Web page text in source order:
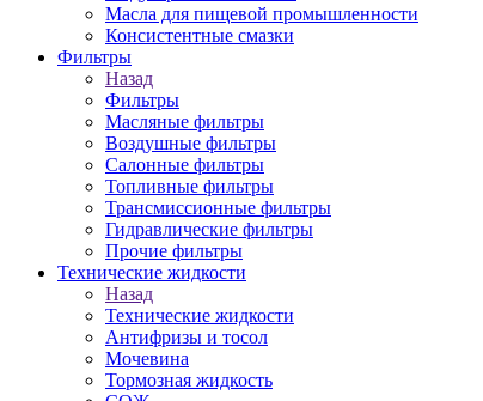
Масла для пищевой промышленности
Консистентные смазки
Фильтры
Назад
Фильтры
Масляные фильтры
Воздушные фильтры
Салонные фильтры
Топливные фильтры
Трансмиссионные фильтры
Гидравлические фильтры
Прочие фильтры
Технические жидкости
Назад
Технические жидкости
Антифризы и тосол
Мочевина
Тормозная жидкость